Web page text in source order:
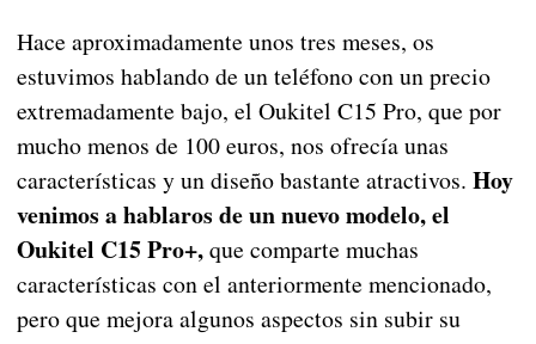
Hace aproximadamente unos tres meses, os
estuvimos hablando de un teléfono con un precio
extremadamente bajo, el Oukitel C15 Pro, que por
mucho menos de 100 euros, nos ofrecía unas
características y un diseño bastante atractivos. Hoy
venimos a hablaros de un nuevo modelo, el
Oukitel C15 Pro+,que comparte muchas
características con el anteriormente mencionado,
pero que mejora algunos aspectos sin subir su